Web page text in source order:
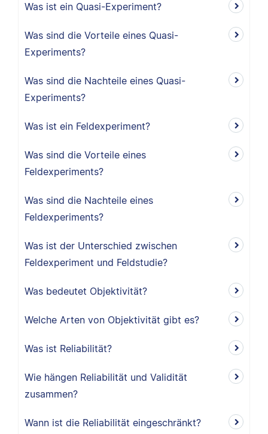
Was ist ein Quasi-Experiment?
Was sind die Vorteile eines Quasi-
Experiments?
Was sind die Nachteile eines Quasi-
Experiments?
Was ist ein Feldexperiment?
Was sind die Vorteile eines
Feldexperiments?
Was sind die Nachteile eines
Feldexperiments?
Was ist der Unterschied zwischen
Feldexperiment und Feldstudie?
Was bedeutet Objektivität?
Welche Arten von Objektivität gibt es?
Was ist Reliabilität?
Wie hängen Reliabilität und Validität
zusammen?
Wann ist die Reliabilität eingeschränkt?